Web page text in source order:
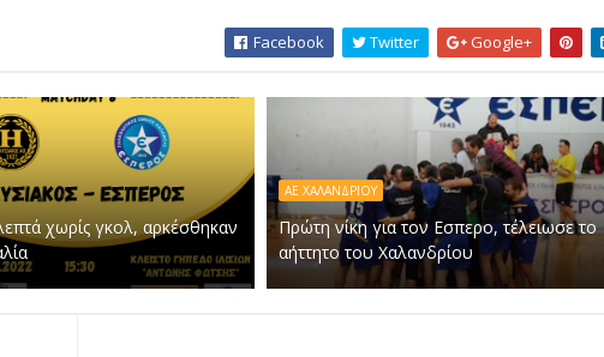
Facebook Twitter Google+
χωρίς γκολ, αρκέσθηκαν
ΑΕ ΧΑΛΑΝΔΡΙΟΥ
Πρώτη νίκη για τον Εσπερο, τέλειωσε το
αήττητο του Χαλανδρίου